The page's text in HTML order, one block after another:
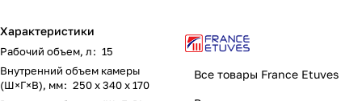
Характеристики
Рабочий объем, л: 15
Внутренний объем камеры
(Ш×Г×В), мм: 250 х 340 х 170
Все товары France Etuves